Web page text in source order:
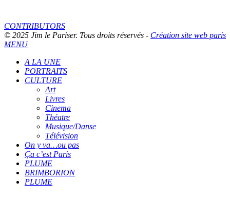
CONTRIBUTORS
© 2025 Jim le Pariser. Tous droits réservés - Création site web paris
MENU
A LA UNE
PORTRAITS
CULTURE
Art
Livres
Cinema
Théatre
Musique/Danse
Télévision
On y va…ou pas
Ça c’est Paris
PLUME
BRIMBORION
PLUME